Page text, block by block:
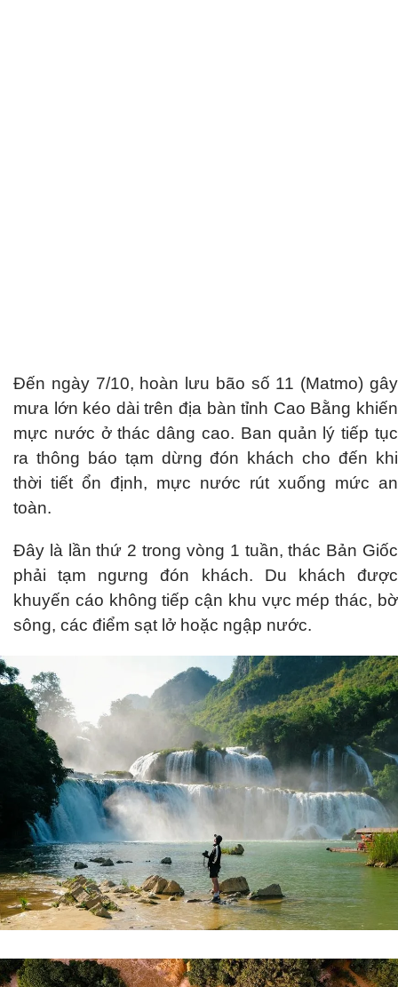
Đến ngày 7/10, hoàn lưu bão số 11 (Matmo) gây
mưa lớn kéo dài trên địa bàn tỉnh Cao Bằng khiến
mực nước ở thác dâng cao. Ban quản lý tiếp tục
ra thông báo tạm dừng đón khách cho đến khi
thời tiết ổn định, mực nước rút xuống mức an
toàn.
Đây là lần thứ 2 trong vòng 1 tuần, thác Bản Giốc
phải tạm ngưng đón khách. Du khách được
khuyến cáo không tiếp cận khu vực mép thác, bờ
sông, các điểm sạt lở hoặc ngập nước.